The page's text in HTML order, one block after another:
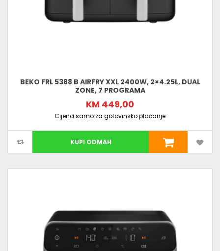
BEKO FRL 5388 B AIRFRY XXL 2400W, 2×4.25L, DUAL
ZONE, 7 PROGRAMA
KM 449,00
Cijena samo za gotovinsko plaćanje
KUPI ODMAH